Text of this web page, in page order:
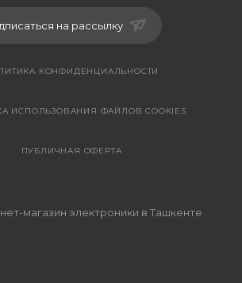
на рассылку
КОНФИДЕНЦИАЛЬНОСТИ
ИСПОЛЬЗОВАНИЯ ФАЙЛОВ COOKIES
ПУБЛИЧНАЯ ОФЕРТА
магазин электроники в Ташкенте